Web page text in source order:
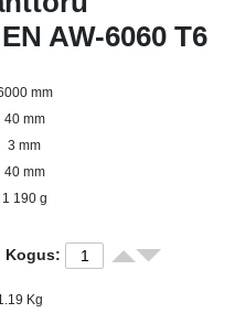
AW-6060 T6
mm
40 mm
3 mm
40 mm
1 190 g
Kogus:
Kg